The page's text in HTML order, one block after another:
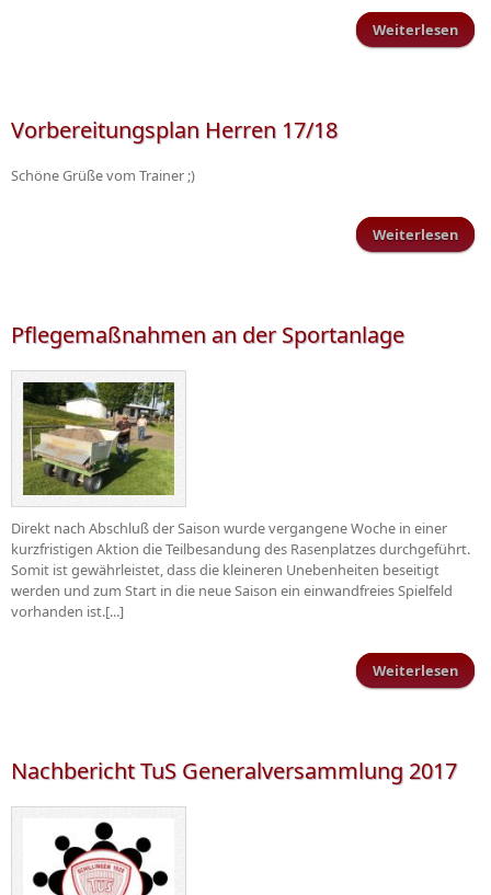
Weiterlesen
Vorbereitungsplan Herren 17/18
Schöne Grüße vom Trainer ;)
Weiterlesen
Pflegemaßnahmen an der Sportanlage
Direkt nach Abschluß der Saison wurde vergangene Woche in einer
kurzfristigen Aktion die Teilbesandung des Rasenplatzes durchgeführt.
Somit ist gewährleistet, dass die kleineren Unebenheiten beseitigt
werden und zum Start in die neue Saison ein einwandfreies Spielfeld
vorhanden ist.[...]
Weiterlesen
Nachbericht TuS Generalversammlung 2017